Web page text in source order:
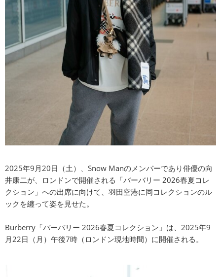
2025年9⽉20⽇（⼟）、Snow Manのメンバーであり俳優の向
井康⼆が、ロンドンで開催される「バーバリー 2026春夏コレ
クション」への出席に向けて、⽻⽥空港に同コレクションのル
ックを纏って姿を⾒せた。
Burberry「バーバリー 2026春夏コレクション」は、2025年9
⽉22⽇（⽉）午後7時（ロンドン現地時間）に開催される。